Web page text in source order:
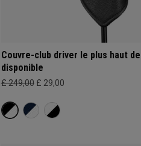
Couvre-club driver le plus haut
disponible
£ 249,00 £ 29,00